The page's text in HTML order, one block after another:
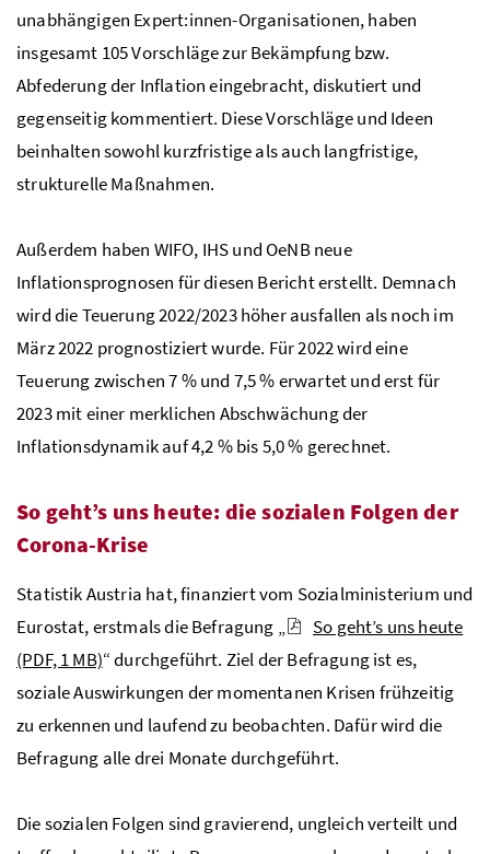
unabhängigen Expert:innen-Organisationen, haben
insgesamt 105 Vorschläge zur Bekämpfung bzw.
Abfederung der Inflation eingebracht, diskutiert und
gegenseitig kommentiert. Diese Vorschläge und Ideen
beinhalten sowohl kurzfristige als auch langfristige,
strukturelle Maßnahmen.
Außerdem haben WIFO, IHS und OeNB neue
Inflationsprognosen für diesen Bericht erstellt. Demnach
wird die Teuerung 2022/2023 höher ausfallen als noch im
März 2022 prognostiziert wurde. Für 2022 wird eine
Teuerung zwischen 7 % und 7,5 % erwartet und erst für
2023 mit einer merklichen Abschwächung der
Inflationsdynamik auf 4,2 % bis 5,0 % gerechnet.
So geht’s uns heute: die sozialen Folgen der
Corona-Krise
Statistik Austria hat, finanziert vom Sozialministerium und
Eurostat, erstmals die Befragung „
So geht’s uns heute
(PDF, 1 MB)“ durchgeführt. Ziel der Befragung ist es,
soziale Auswirkungen der momentanen Krisen frühzeitig
zu erkennen und laufend zu beobachten. Dafür wird die
Befragung alle drei Monate durchgeführt.
Die sozialen Folgen sind gravierend, ungleich verteilt und